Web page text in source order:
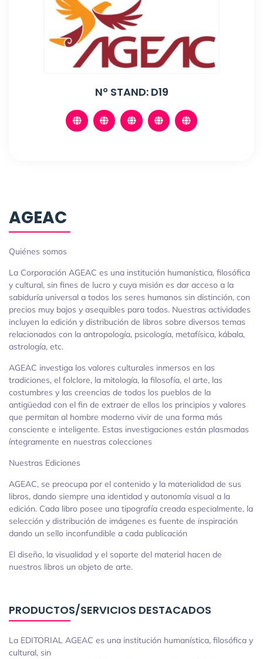
Nº STAND: D19
AGEAC
Quiénes somos
La Corporación AGEAC es una institución humanística, filosófica
y cultural, sin fines de lucro y cuya misión es dar acceso a la
sabiduría universal a todos los seres humanos sin distinción, con
precios muy bajos y asequibles para todos. Nuestras actividades
incluyen la edición y distribución de libros sobre diversos temas
relacionados con la antropología, psicología, metafísica, kábala,
astrología, etc.
AGEAC investiga los valores culturales inmersos en las
tradiciones, el folclore, la mitología, la filosofía, el arte, las
costumbres y las creencias de todos los pueblos de la
antigüedad con el fin de extraer de ellos los principios y valores
que permitan al hombre moderno vivir de una forma más
consciente e inteligente. Estas investigaciones están plasmadas
íntegramente en nuestras colecciones
Nuestras Ediciones
AGEAC, se preocupa por el contenido y la materialidad de sus
libros, dando siempre una identidad y autonomía visual a la
edición. Cada libro posee una tipografía creada especialmente, la
selección y distribución de imágenes es fuente de inspiración
dando un sello inconfundible a cada publicación
El diseño, la visualidad y el soporte del material hacen de
nuestros libros un objeto de arte.
PRODUCTOS/SERVICIOS DESTACADOS
La EDITORIAL AGEAC es una institución humanística, filosófica y
cultural, sin